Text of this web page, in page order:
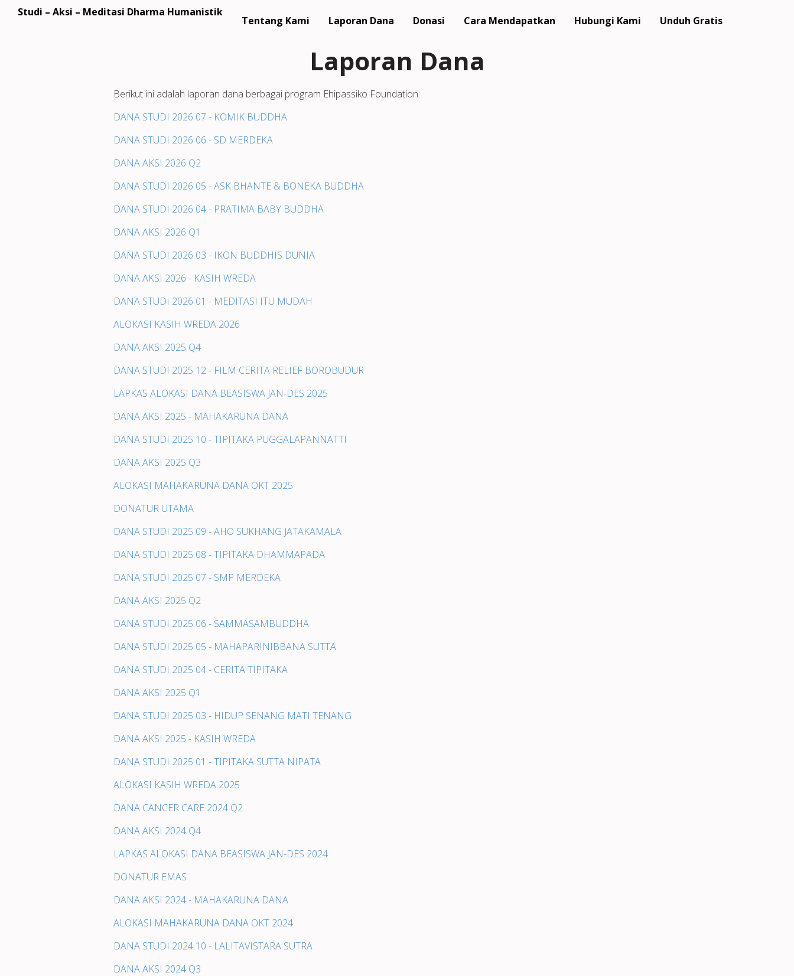
Studi – Aksi – Meditasi Dharma Humanistik
Tentang Kami Laporan Dana Donasi Cara Mendapatkan Hubungi Kami Unduh Gratis
Laporan Dana
Berikut ini adalah laporan dana berbagai program Ehipassiko Foundation:
DANA STUDI 2026 07 - KOMIK BUDDHA
DANA STUDI 2026 06 - SD MERDEKA
DANA AKSI 2026 Q2
DANA STUDI 2026 05 - ASK BHANTE & BONEKA BUDDHA
DANA STUDI 2026 04 - PRATIMA BABY BUDDHA
DANA AKSI 2026 Q1
DANA STUDI 2026 03 - IKON BUDDHIS DUNIA
DANA AKSI 2026 - KASIH WREDA
DANA STUDI 2026 01 - MEDITASI ITU MUDAH
ALOKASI KASIH WREDA 2026
DANA AKSI 2025 Q4
DANA STUDI 2025 12 - FILM CERITA RELIEF BOROBUDUR
LAPKAS ALOKASI DANA BEASISWA JAN-DES 2025
DANA AKSI 2025 - MAHAKARUNA DANA
DANA STUDI 2025 10 - TIPITAKA PUGGALAPANNATTI
DANA AKSI 2025 Q3
ALOKASI MAHAKARUNA DANA OKT 2025
DONATUR UTAMA
DANA STUDI 2025 09 - AHO SUKHANG JATAKAMALA
DANA STUDI 2025 08 - TIPITAKA DHAMMAPADA
DANA STUDI 2025 07 - SMP MERDEKA
DANA AKSI 2025 Q2
DANA STUDI 2025 06 - SAMMASAMBUDDHA
DANA STUDI 2025 05 - MAHAPARINIBBANA SUTTA
DANA STUDI 2025 04 - CERITA TIPITAKA
DANA AKSI 2025 Q1
DANA STUDI 2025 03 - HIDUP SENANG MATI TENANG
DANA AKSI 2025 - KASIH WREDA
DANA STUDI 2025 01 - TIPITAKA SUTTA NIPATA
ALOKASI KASIH WREDA 2025
DANA CANCER CARE 2024 Q2
DANA AKSI 2024 Q4
LAPKAS ALOKASI DANA BEASISWA JAN-DES 2024
DONATUR EMAS
DANA AKSI 2024 - MAHAKARUNA DANA
ALOKASI MAHAKARUNA DANA OKT 2024
DANA STUDI 2024 10 - LALITAVISTARA SUTRA
DANA AKSI 2024 Q3